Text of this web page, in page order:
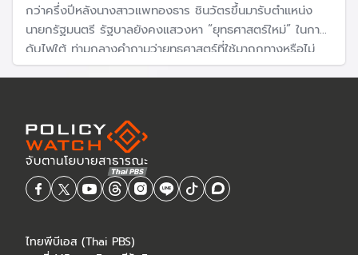
กว่าครึ่งปีหลังนางสาวแพทองธาร ชินวัตรขึ้นมารับตำแหน่ง
นายกรัฐมนตรี รัฐบาลยังคงแสวงหา “ยุทธศาสตร์ใหม่” ในการ
ดับไฟใต้ ท่ามกลางคำถามว่ายุทธศาสตร์ที่ใช้มาถูกทางหรือไม่
ทำไมมีการพูดคุยสันติภาพแล้ว ความรุนแรงยังคงดำเนินอยู่
ไทยพีบีเอส (Thai PBS)